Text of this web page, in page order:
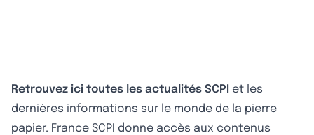
Retrouvez ici toutes les actualités SCPI et les
dernières informations sur le monde de la pierre
papier. France SCPI donne accès aux contenus